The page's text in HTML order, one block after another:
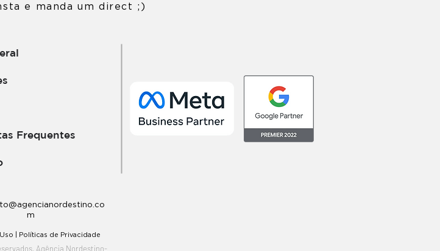
e manda um direct ;)
Frequentes
m
| Políticas de Privacidade
Agência Nordestino-